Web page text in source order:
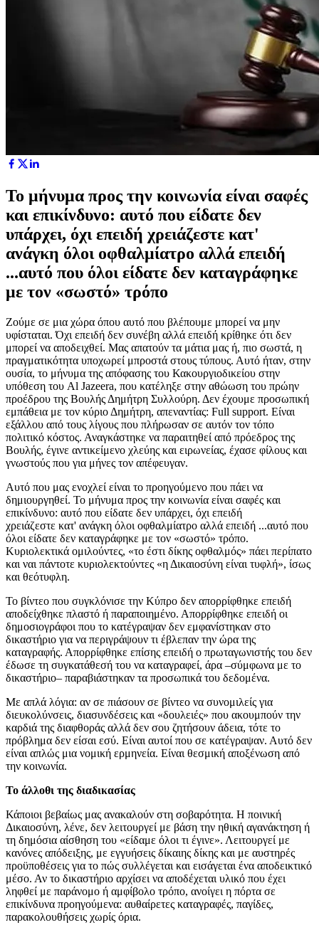
Το μήνυμα προς την κοινωνία είναι σαφές
και επικίνδυνο: αυτό που είδατε δεν
υπάρχει, όχι επειδή χρειάζεστε κατ'
ανάγκη όλοι οφθαλμίατρο αλλά επειδή
...αυτό που όλοι είδατε δεν καταγράφηκε
με τον «σωστό» τρόπο
Ζούμε σε μια χώρα όπου αυτό που βλέπουμε μπορεί να μην
υφίσταται. Όχι επειδή δεν συνέβη αλλά επειδή κρίθηκε ότι δεν
μπορεί να αποδειχθεί. Μας απατούν τα μάτια μας ή, πιο σωστά, η
πραγματικότητα υποχωρεί μπροστά στους τύπους. Αυτό ήταν, στην
ουσία, το μήνυμα της απόφασης του Κακουργιοδικείου στην
υπόθεση του Al Jazeera, που κατέληξε στην αθώωση του πρώην
προέδρου της Βουλής Δημήτρη Συλλούρη. Δεν έχουμε προσωπική
εμπάθεια με τον κύριο Δημήτρη, απεναντίας: Full support. Είναι
εξάλλου από τους λίγους που πλήρωσαν σε αυτόν τον τόπο
πολιτικό κόστος. Αναγκάστηκε να παραιτηθεί από πρόεδρος της
Βουλής, έγινε αντικείμενο χλεύης και ειρωνείας, έχασε φίλους και
γνωστούς που για μήνες τον απέφευγαν.
Αυτό που μας ενοχλεί είναι το προηγούμενο που πάει να
δημιουργηθεί. Το μήνυμα προς την κοινωνία είναι σαφές και
επικίνδυνο: αυτό που είδατε δεν υπάρχει, όχι επειδή
χρειάζεστε κατ' ανάγκη όλοι οφθαλμίατρο αλλά επειδή ...αυτό που
όλοι είδατε δεν καταγράφηκε με τον «σωστό» τρόπο.
Κυριολεκτικά ομιλούντες, «το έστι δίκης οφθαλμός» πάει περίπατο
και ναι πάντοτε κυριολεκτούντες «η Δικαιοσύνη είναι τυφλή», ίσως
και θεότυφλη.
Το βίντεο που συγκλόνισε την Κύπρο δεν απορρίφθηκε επειδή
αποδείχθηκε πλαστό ή παραποιημένο. Απορρίφθηκε επειδή οι
δημοσιογράφοι που το κατέγραψαν δεν εμφανίστηκαν στο
δικαστήριο για να περιγράψουν τι έβλεπαν την ώρα της
καταγραφής. Απορρίφθηκε επίσης επειδή ο πρωταγωνιστής του δεν
έδωσε τη συγκατάθεσή του να καταγραφεί, άρα –σύμφωνα με το
δικαστήριο– παραβιάστηκαν τα προσωπικά του δεδομένα.
Με απλά λόγια: αν σε πιάσουν σε βίντεο να συνομιλείς για
διευκολύνσεις, διασυνδέσεις και «δουλειές» που ακουμπούν την
καρδιά της διαφθοράς αλλά δεν σου ζητήσουν άδεια, τότε το
πρόβλημα δεν είσαι εσύ. Είναι αυτοί που σε κατέγραψαν. Αυτό δεν
είναι απλώς μια νομική ερμηνεία. Είναι θεσμική αποξένωση από
την κοινωνία.
Το άλλοθι της διαδικασίας
Κάποιοι βεβαίως μας ανακαλούν στη σοβαρότητα. Η ποινική
Δικαιοσύνη, λένε, δεν λειτουργεί με βάση την ηθική αγανάκτηση ή
τη δημόσια αίσθηση του «είδαμε όλοι τι έγινε». Λειτουργεί με
κανόνες απόδειξης, με εγγυήσεις δίκαιης δίκης και με αυστηρές
προϋποθέσεις για το πώς συλλέγεται και εισάγεται ένα αποδεικτικό
μέσο. Αν το δικαστήριο αρχίσει να αποδέχεται υλικό που έχει
ληφθεί με παράνομο ή αμφίβολο τρόπο, ανοίγει η πόρτα σε
επικίνδυνα προηγούμενα: αυθαίρετες καταγραφές, παγίδες,
παρακολουθήσεις χωρίς όρια.